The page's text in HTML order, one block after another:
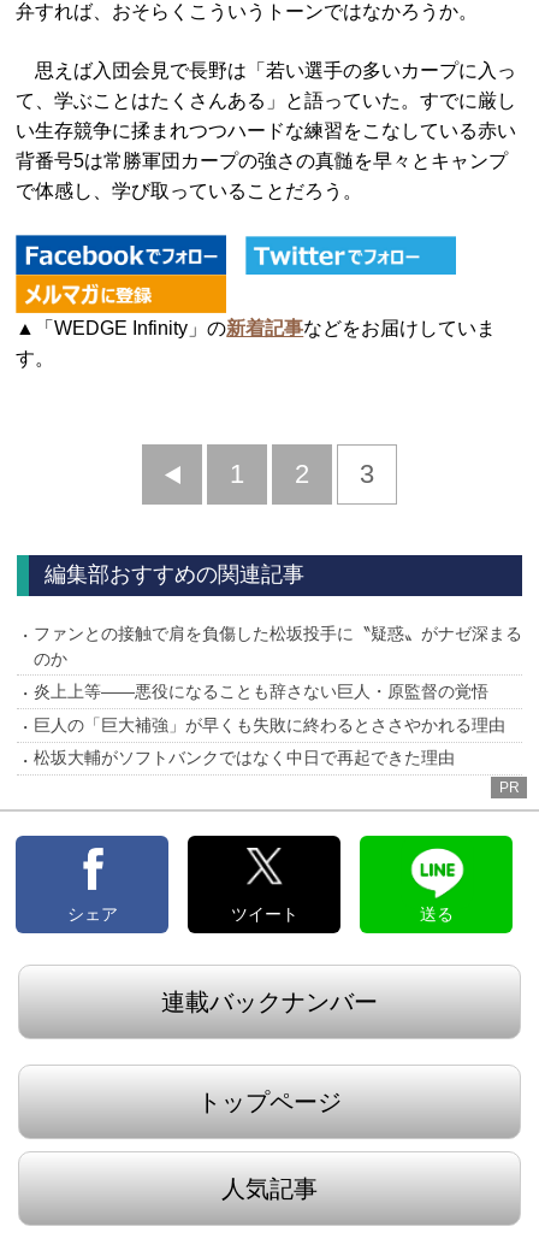
弁すれば、おそらくこういうトーンではなかろうか。
思えば入団会見で長野は「若い選手の多いカープに入っ
て、学ぶことはたくさんある」と語っていた。すでに厳し
い生存競争に揉まれつつハードな練習をこなしている赤い
背番号5は常勝軍団カープの強さの真髄を早々とキャンプ
で体感し、学び取っていることだろう。
▲「WEDGE Infinity」の新着記事などをお届けしていま
す。
前
1 2 3
編集部おすすめの関連記事
ファンとの接触で肩を負傷した松坂投手に〝疑惑〟がナゼ深まる
のか
炎上上等――悪役になることも辞さない巨人・原監督の覚悟
巨人の「巨大補強」が早くも失敗に終わるとささやかれる理由
松坂大輔がソフトバンクではなく中日で再起できた理由
PR
シェア ツイート 送る
連載バックナンバー
トップページ
人気記事